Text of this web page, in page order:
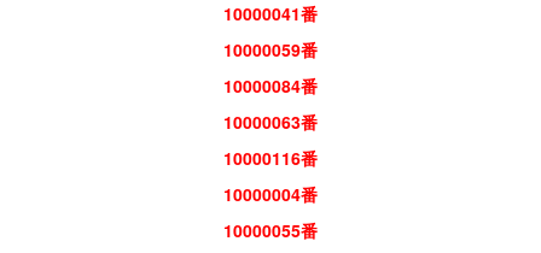
10000041番
10000059番
10000084番
10000063番
10000116番
10000004番
10000055番